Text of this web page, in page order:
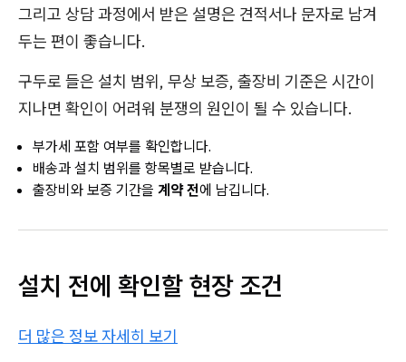
그리고 상담 과정에서 받은 설명은 견적서나 문자로 남겨
두는 편이 좋습니다.
구두로 들은 설치 범위, 무상 보증, 출장비 기준은 시간이
지나면 확인이 어려워 분쟁의 원인이 될 수 있습니다.
부가세 포함 여부를 확인합니다.
배송과 설치 범위를 항목별로 받습니다.
출장비와 보증 기간을 계약 전에 남깁니다.
설치 전에 확인할 현장 조건
더 많은 정보 자세히 보기